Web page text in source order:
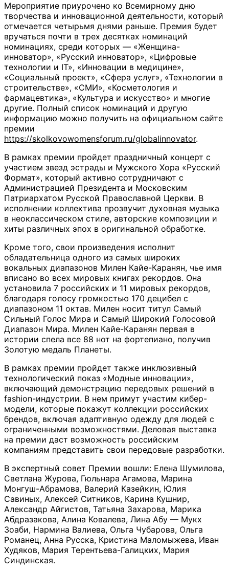
Мероприятие приурочено ко Всемирному дню
творчества и инновационной деятельности, который
отмечается четырьмя днями раньше. Премия будет
вручаться почти в трех десятках номинаций
номинациях, среди которых — «Женщина-
инноватор», «Русский инноватор», «Цифровые
технологии и IT», «Инновации в медицине»,
«Социальный проект», «Сфера услуг», «Технологии в
строительстве», «СМИ», «Косметология и
фармацевтика», «Культура и искусство» и многие
другие. Полный список номинаций и другую
информацию можно получить на официальном сайте
премии
https://skolkovowomensforum.ru/globalinnovator.
В рамках премии пройдет праздничный концерт с
участием звезд эстрады и Мужского Хора «Русский
Формат», который активно сотрудничают с
Администрацией Президента и Московским
Патриархатом Русской Православной Церкви. В
исполнении коллектива прозвучит духовная музыка
в неоклассическом стиле, авторские композиции и
хиты различных эпох в оригинальной обработке.
Кроме того, свои произведения исполнит
обладательница одного из самых широких
вокальных диапазонов Милен Кайе-Каранян, чье имя
вписано во всех мировых книгах рекордов. Она
установила 7 российских и 11 мировых рекордов,
благодаря голосу громкостью 170 децибел с
диапазоном 11 октав. Милен носит титул Самый
Сильный Голос Мира и Самый Широкий Голосовой
Диапазон Мира. Милен Кайе-Каранян первая в
истории спела все 88 нот на фортепиано, получив
Золотую медаль Планеты.
В рамках премии пройдет также инклюзивный
технологический показ «Модные инновации»,
включающий демонстрацию передовых решений в
fashion-индустрии. В нем примут участим кибер-
модели, которые покажут коллекции российских
брендов, включая адаптивную одежду для людей с
ограниченными возможностями. Деловая выставка
на премии даст возможность российским
компаниям представить свои передовые разработки.
В экспертный совет Премии вошли: Елена Шумилова,
Светлана Журова, Гюльнара Агамова, Марина
Монгуш-Абрамова, Валерий Казейкин, Юлия
Савиных, Алексей Ситников, Карина Кушнир,
Александр Айгистов, Татьяна Захарова, Марика
Абдразакова, Алина Ковалева, Лина Абу — Мукх
Зоаби, Нармина Валиева, Ольга Чубарова, Ольга
Романец, Анна Русска, Кристина Маломыжева, Иван
Худяков, Мария Терентьева-Галицких, Мария
Синдинская.